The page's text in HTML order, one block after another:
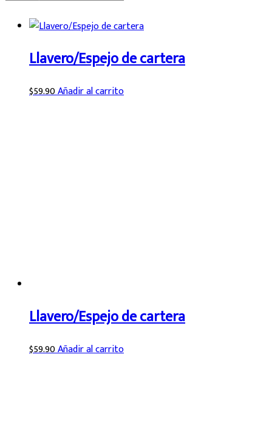
Llavero/Espejo de cartera
$59.90Añadir al carrito
Llavero/Espejo de cartera
$59.90Añadir al carrito